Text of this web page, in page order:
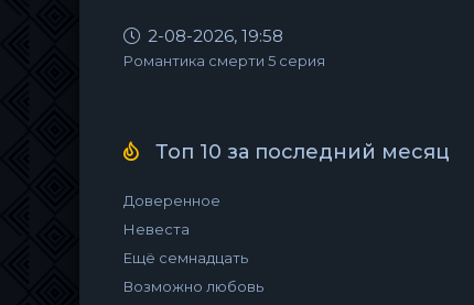
2-08-2026, 19:58
Романтика смерти 5 серия
Топ 10 за последний месяц
Доверенное
Невеста
Ещё семнадцать
Возможно любовь